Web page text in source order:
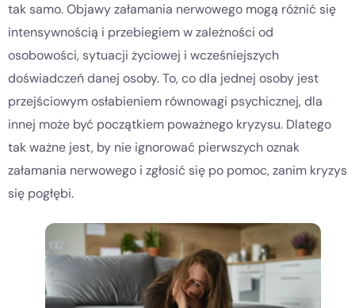
tak samo. Objawy załamania nerwowego mogą różnić się
intensywnością i przebiegiem w zależności od
osobowości, sytuacji życiowej i wcześniejszych
doświadczeń danej osoby. To, co dla jednej osoby jest
przejściowym osłabieniem równowagi psychicznej, dla
innej może być początkiem poważnego kryzysu. Dlatego
tak ważne jest, by nie ignorować pierwszych oznak
załamania nerwowego i zgłosić się po pomoc, zanim kryzys
się pogłębi.